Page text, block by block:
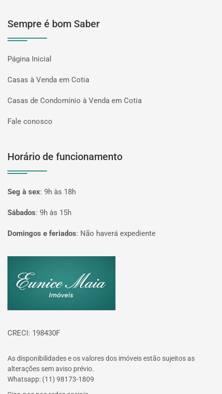
Sempre é bom Saber
Página Inicial
Casas à Venda em Cotia
Casas de Condomínio à Venda em Cotia
Fale conosco
Horário de funcionamento
Seg à sex: 9h às 18h
Sábados: 9h às 15h
Domingos e feriados: Não haverá expediente
CRECI: 198430F
As disponibilidades e os valores dos imóveis estão sujeitos as
alterações sem aviso prévio.
Whatsapp: (11) 98173-1809